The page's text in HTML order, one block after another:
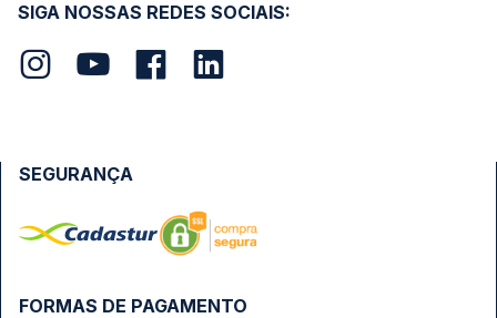
SIGA NOSSAS REDES SOCIAIS:
FORMAS DE PAGAMENTO
SEGURANÇA